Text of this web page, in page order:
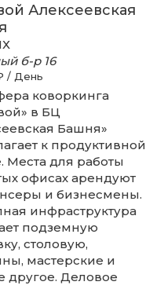
Алексеевская
б-р16
/ День
коворкинга
в БЦ
Башня»
к продуктивной
Места для работы
офисах арендуют
и бизнесмены.
инфраструктура
подземную
столовую,
мастерские и
другое. Деловое